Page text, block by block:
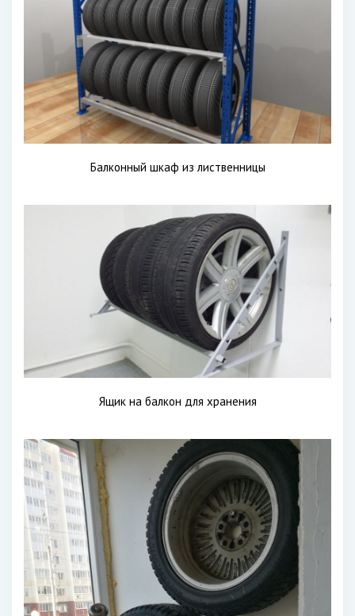
Балконный шкаф из лиственницы
Ящик на балкон для хранения